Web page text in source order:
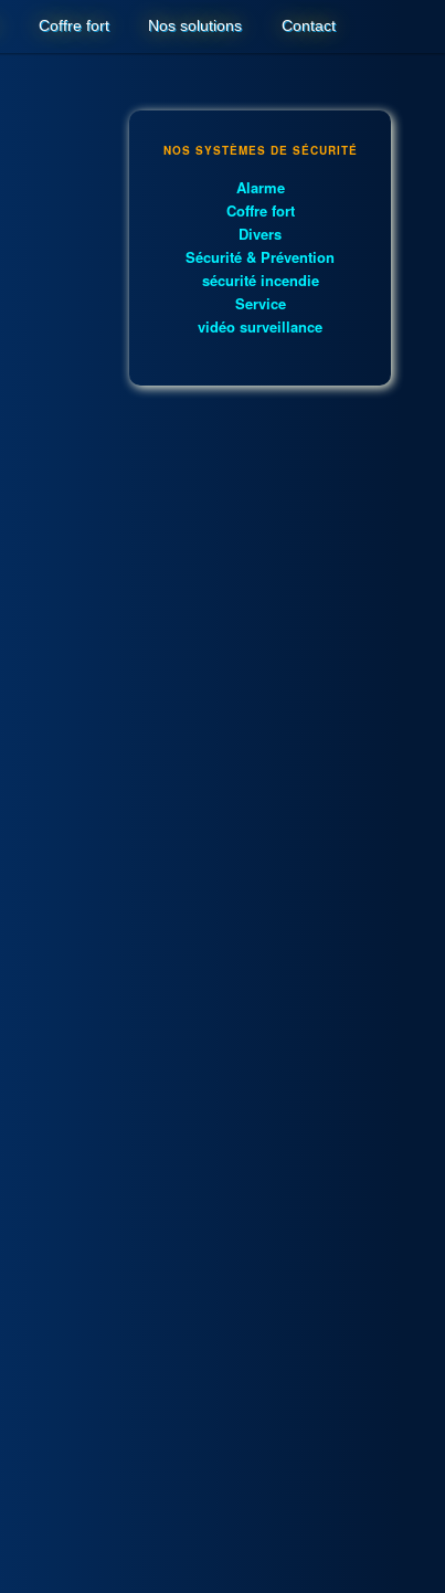
Coffre fort Nos solutions
Contact
NOS SYSTÈMES DE SÉCURITÉ
Alarme
Coffre fort
Divers
Sécurité & Prévention
sécurité incendie
Service
vidéo surveillance